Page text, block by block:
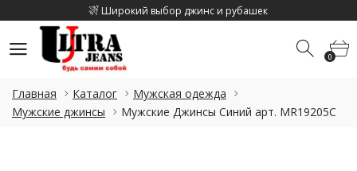
Широкий выбор джинс и рубашек
Скидка на каджый 2 товар 10%
Скидка на летнюю коллекцию до 15%
Скидка на каджый 2 товар 10%
0
Главная Каталог
Мужская одежда
Мужские джинсы
Мужские Джинсы Синий арт. MR19205С